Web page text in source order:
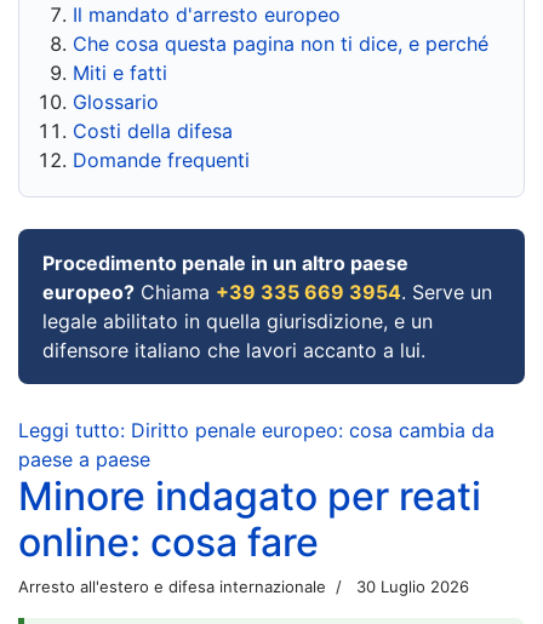
Il mandato d'arresto europeo
Che cosa questa pagina non ti dice, e perché
Miti e fatti
Glossario
Costi della difesa
Domande frequenti
Procedimento penale in un altro paese
europeo? Chiama +39 335 669 3954. Serve un
legale abilitato in quella giurisdizione, e un
difensore italiano che lavori accanto a lui.
Leggi tutto: Diritto penale europeo: cosa cambia da
paese a paese
Minore indagato per reati
online: cosa fare
Arresto all'estero e difesa internazionale 30 Luglio 2026